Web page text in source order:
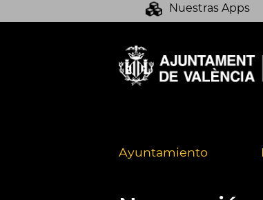
Nuestras Apps
Ayuntamiento